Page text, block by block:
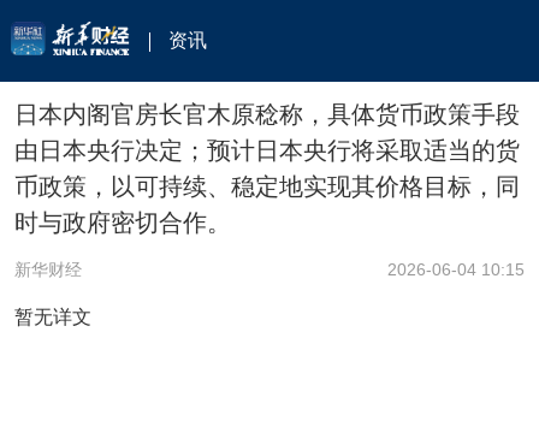
资讯
日本内阁官房长官木原稔称，具体货币政策手段
由日本央行决定；预计日本央行将采取适当的货
币政策，以可持续、稳定地实现其价格目标，同
时与政府密切合作。
新华财经 2026-06-04 10:15
暂无详文